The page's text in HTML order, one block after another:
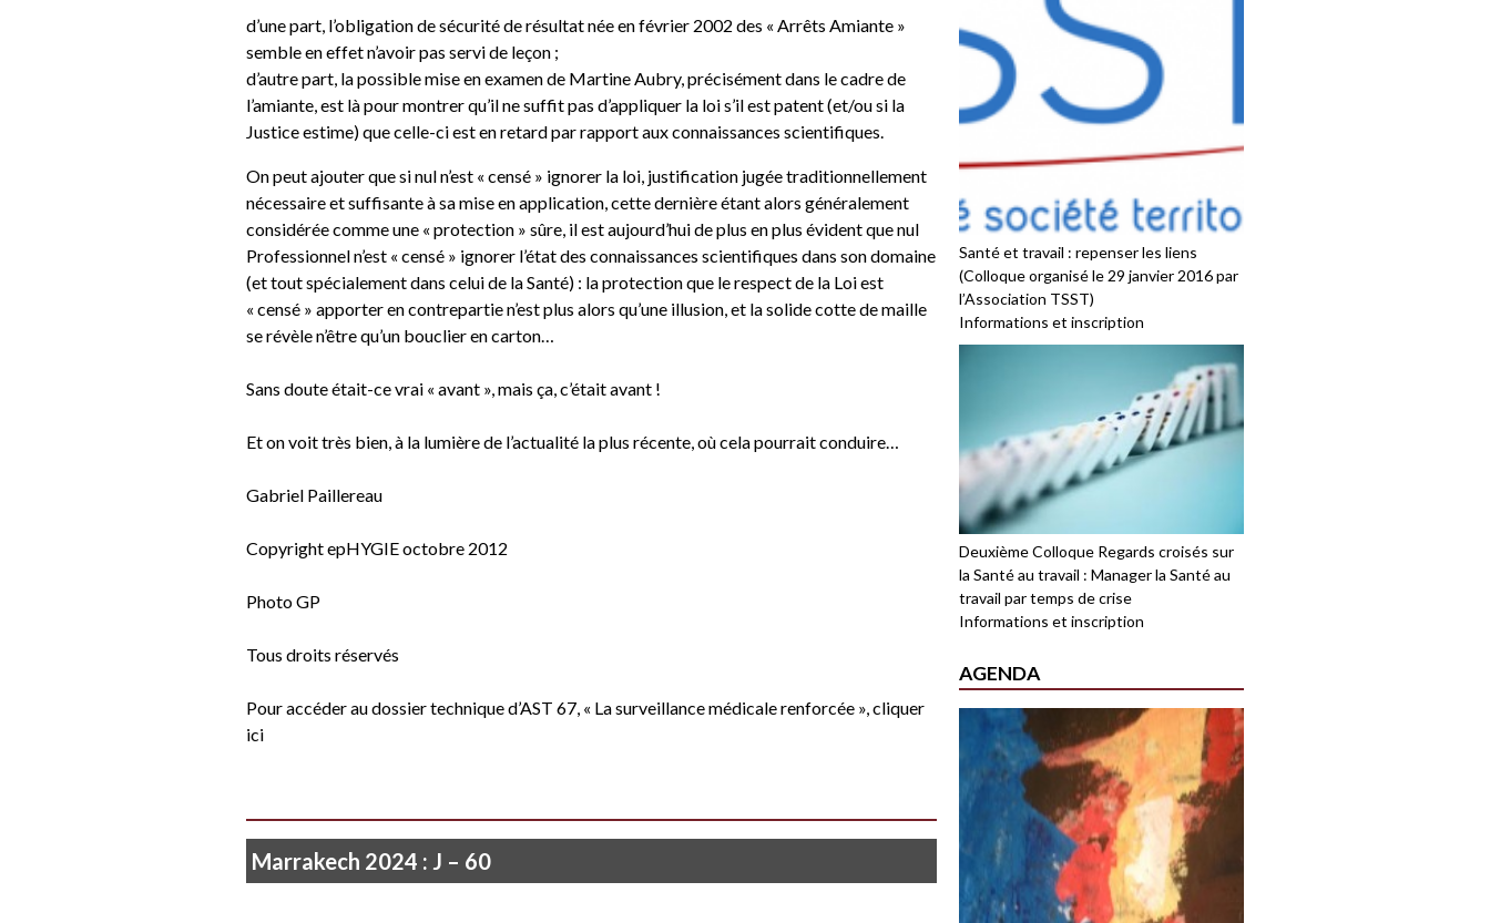
d’une part, l’obligation de sécurité de résultat née en février 2002 des « Arrêts Amiante »
semble en effet n’avoir pas servi de leçon ;
d’autre part, la possible mise en examen de Martine Aubry, précisément dans le cadre de
l’amiante, est là pour montrer qu’il ne suffit pas d’appliquer la loi s’il est patent (et/ou si la
Justice estime) que celle-ci est en retard par rapport aux connaissances scientifiques.
On peut ajouter que si nul n’est « censé » ignorer la loi, justification jugée traditionnellement
nécessaire et suffisante à sa mise en application, cette dernière étant alors généralement
considérée comme une « protection » sûre, il est aujourd’hui de plus en plus évident que nul
Professionnel n’est « censé » ignorer l’état des connaissances scientifiques dans son domaine
(et tout spécialement dans celui de la Santé) : la protection que le respect de la Loi est
« censé » apporter en contrepartie n’est plus alors qu’une illusion, et la solide cotte de maille
se révèle n’être qu’un bouclier en carton…
Sans doute était-ce vrai « avant », mais ça, c’était avant !
Et on voit très bien, à la lumière de l’actualité la plus récente, où cela pourrait conduire…
Gabriel Paillereau
Copyright epHYGIE octobre 2012
Photo GP
Tous droits réservés
Pour accéder au dossier technique d’AST 67, « La surveillance médicale renforcée »,cliquer
ici
Marrakech 2024 : J – 60
Santé et travail : repenser les liens
(Colloque organisé le 29 janvier 2016 par
l’Association TSST)
Informations et inscription
Deuxième Colloque Regards croisés sur
la Santé au travail : Manager la Santé au
travail par temps de crise
Informations et inscription
AGENDA